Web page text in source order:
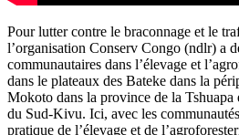
Pour lutter contre le braconnage et le
l’organisation Conserv Congo (ndlr) a
communautaires dans l’élevage et
dans le plateaux des Bateke dans la
Mokoto dans la province de la
du Sud-Kivu. Ici, avec les
pratique de l’élevage et de